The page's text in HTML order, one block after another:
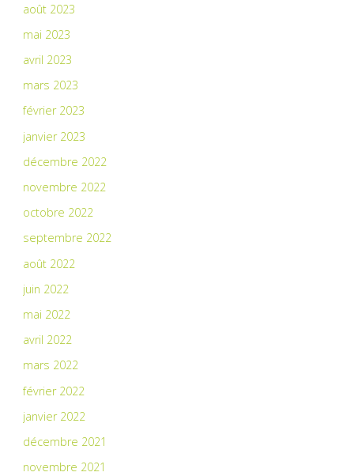
août 2023
mai 2023
avril 2023
mars 2023
février 2023
janvier 2023
décembre 2022
novembre 2022
octobre 2022
septembre 2022
août 2022
juin 2022
mai 2022
avril 2022
mars 2022
février 2022
janvier 2022
décembre 2021
novembre 2021